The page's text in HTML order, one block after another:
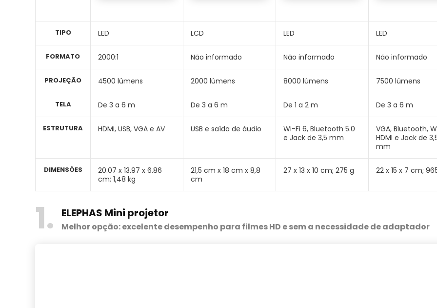
TIPO
FORMATO
PROJEÇÃO
TELA
ESTRUTURA
DIMENSÕES
LED
2000:1
4500 lúmens
De 3 a 6 m
HDMI, USB, VGA e AV
20.07 x 13.97 x 6.86
cm; 1,48 kg
LCD
Não informado
2000 lúmens
De 3 a 6 m
USB e saída de áudio
‎21,5 cm x 18 cm x 8,8
cm
LED
Não informado
8000 lúmens
De 1 a 2 m
Wi-Fi 6, Bluetooth 5.0
e Jack de 3,5 mm
‎27 x 13 x 10 cm; 275 g
LED
Não informado
7500 lúmens
De 3 a 6 m
VGA, Bluetooth,
HDMI e Jack de
mm
‎22 x 15 x 7 cm;
1 ELEPHAS Mini projetor
Melhor opção: excelente desempenho para filmes HD e sem a necessidade de adaptador